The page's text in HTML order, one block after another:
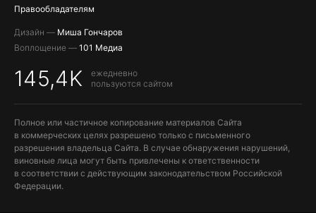
Правообладателям
Дизайн — Миша Гончаров
Воплощение — 101 Медиа
145,4K
ежедневно
пользуются сайтом
Полное или частичное копирование материалов Сайта
в коммерческих целях разрешено только с письменного
разрешения владельца Сайта. В случае обнаружения нарушений,
виновные лица могут быть привлечены к ответственности
в соответствии с действующим законодательством Российской
Федерации.